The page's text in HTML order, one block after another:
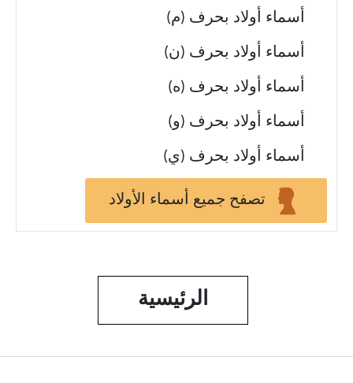
أسماء أولاد بحرف (م)
أسماء أولاد بحرف (ن)
أسماء أولاد بحرف (ه)
أسماء أولاد بحرف (و)
أسماء أولاد بحرف (ي)
تصفح جميع أسماء الأولاد
الرئيسية